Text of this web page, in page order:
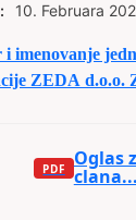
10. Februara
i imenovanje
ZEDA d.o.o.
Oglas
clana...